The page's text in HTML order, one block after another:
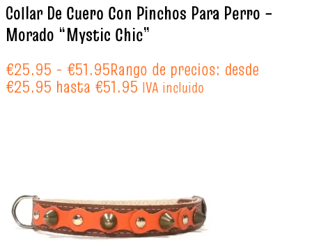
Collar De Cuero Con Pinchos Para Perro –
Morado “Mystic Chic”
€25.95 - €51.95Rango de precios: desde
€25.95 hasta €51.95 IVA incluido